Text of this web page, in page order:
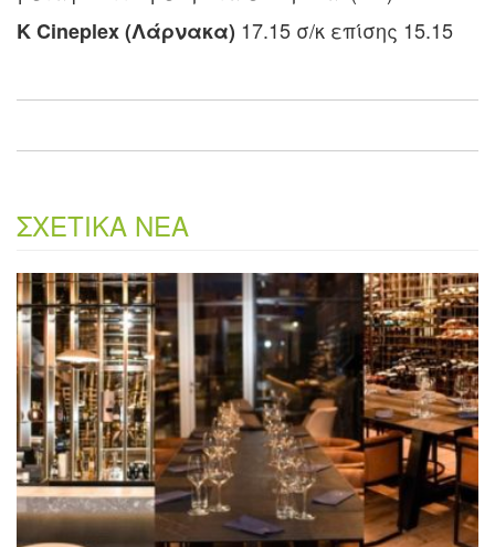
K Cineplex (Λάρνακα) 17.15 σ/κ επίσης 15.15
ΣΧΕΤΙΚΑ ΝΕΑ